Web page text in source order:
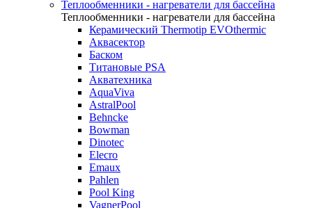
Теплообменники - нагреватели для бассейна
Теплообменники - нагреватели для бассейна
Керамический Thermotip EVOthermic
Аквасектор
Баском
Титановые PSA
Акватехника
AquaViva
AstralPool
Behncke
Bowman
Dinotec
Elecro
Emaux
Pahlen
Pool King
VagnerPool